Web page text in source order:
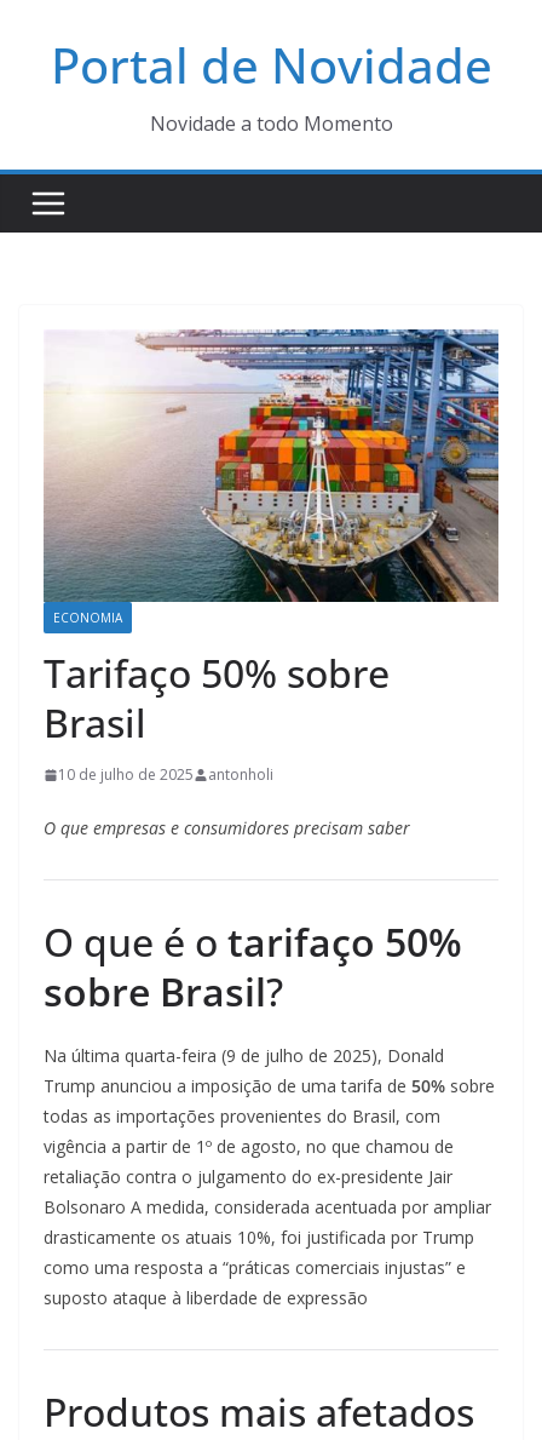
Portal de Novidade
Novidade a todo Momento
ECONOMIA
Tarifaço 50% sobre
Brasil
10 de julho de 2025 antonholi
O que empresas e consumidores precisam saber
O que é o tarifaço 50%
sobre Brasil?
Na última quarta-feira (9 de julho de 2025), Donald
Trump anunciou a imposição de uma tarifa de 50% sobre
todas as importações provenientes do Brasil, com
vigência a partir de 1º de agosto, no que chamou de
retaliação contra o julgamento do ex-presidente Jair
Bolsonaro A medida, considerada acentuada por ampliar
drasticamente os atuais 10%, foi justificada por Trump
como uma resposta a “práticas comerciais injustas” e
suposto ataque à liberdade de expressão
Produtos mais afetados